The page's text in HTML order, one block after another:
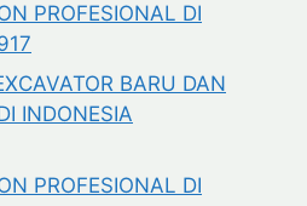
PROFESIONAL DI
BARU DAN
INDONESIA
PROFESIONAL DI